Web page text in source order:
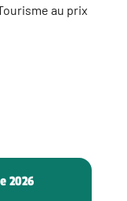
au prix
2026